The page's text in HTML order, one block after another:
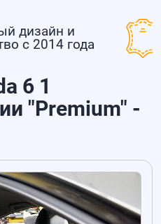
дизайн и
с 2014 года
6 1
"Premium" -